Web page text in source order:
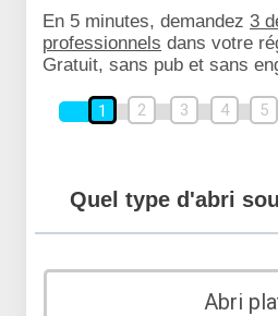
En 5 minutes, demandez 3
professionnels dans votre
Gratuit, sans pub et sans
1 2 3 4 5
Quel type d'abri
Abri